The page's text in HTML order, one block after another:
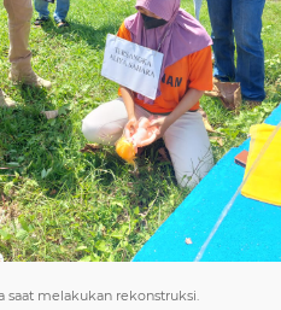
saat melakukan rekonstruksi.